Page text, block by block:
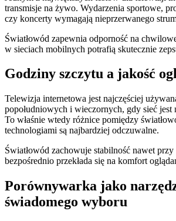
transmisje na żywo. Wydarzenia sportowe,
czy koncerty wymagają nieprzerwanego
Światłowód zapewnia odporność na
w sieciach mobilnych potrafią skutecznie
Godziny szczytu a jakość
Telewizja internetowa jest najczęściej
popołudniowych i wieczornych, gdy sieć jest
To właśnie wtedy różnice pomiędzy
technologiami są najbardziej odczuwalne.
Światłowód zachowuje stabilność nawet
bezpośrednio przekłada się na komfort
Porównywarka jako
świadomego wyboru